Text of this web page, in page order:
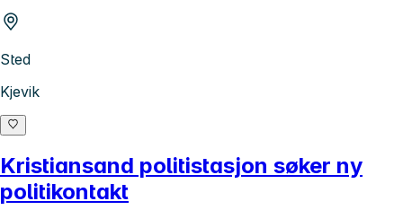
Sted
Kjevik
Kristiansand politistasjon søker ny
politikontakt